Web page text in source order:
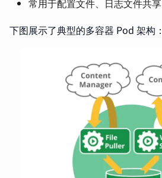
常用于配置文件、日志文件共享
下图展示了典型的多容器 Pod 架构：